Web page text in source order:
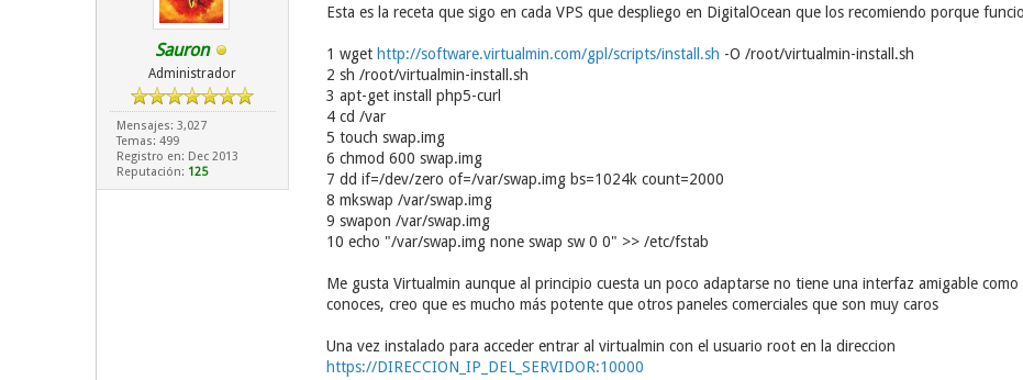
Sauron
Administrador
Mensajes: 3,027
Temas: 499
Registro en: Dec 2013
Reputación: 125
Esta es la receta que sigo en cada VPS que despliego en DigitalOcean que los recomiendo porque
1 wget http://software.virtualmin.com/gpl/scripts/install.sh -O /root/virtualmin-install.sh
2 sh /root/virtualmin-install.sh
3 apt-get install php5-curl
4 cd /var
5 touch swap.img
6 chmod 600 swap.img
7 dd if=/dev/zero of=/var/swap.img bs=1024k count=2000
8 mkswap /var/swap.img
9 swapon /var/swap.img
10 echo "/var/swap.img none swap sw 0 0" >> /etc/fstab
Me gusta Virtualmin aunque al principio cuesta un poco adaptarse no tiene una interfaz amigable
conoces, creo que es mucho más potente que otros paneles comerciales que son muy caros
Una vez instalado para acceder entrar al virtualmin con el usuario root en la direccion
https://DIRECCION_IP_DEL_SERVIDOR:10000